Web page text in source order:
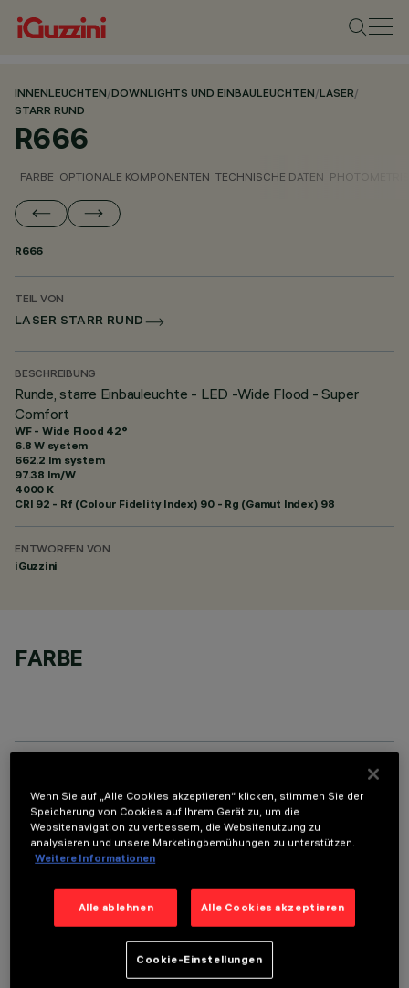
INNENLEUCHTEN/DOWNLIGHTS UND EINBAULEUCHTEN/LASER/
STARR RUND
R666
FARBE OPTIONALE KOMPONENTEN TECHNISCHE DATEN
R666
TEIL VON
LASER STARR RUND
BESCHREIBUNG
Runde, starre Einbauleuchte - LED -Wide Flood - Super
Comfort
WF - Wide Flood 42°
6.8 W system
662.2 lm system
97.38 lm/W
4000 K
CRI 92 - Rf (Colour Fidelity Index) 90 - Rg (Gamut Index) 98
ENTWORFEN VON
iGuzzini
FARBE
OPTIONALE KOMPONENTEN
TECHNISCHE DATEN
Wenn Sie auf „Alle Cookies akzeptieren“ klicken, stimmen Sie der
Speicherung von Cookies auf Ihrem Gerät zu, um die
Websitenavigation zu verbessern, die Websitenutzung zu
analysieren und unsere Marketingbemühungen zu unterstützen.
Weitere Informationen
Alle ablehnen Alle Cookies akzeptieren
Cookie-Einstellungen